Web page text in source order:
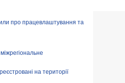
про працевлаштування та
на території